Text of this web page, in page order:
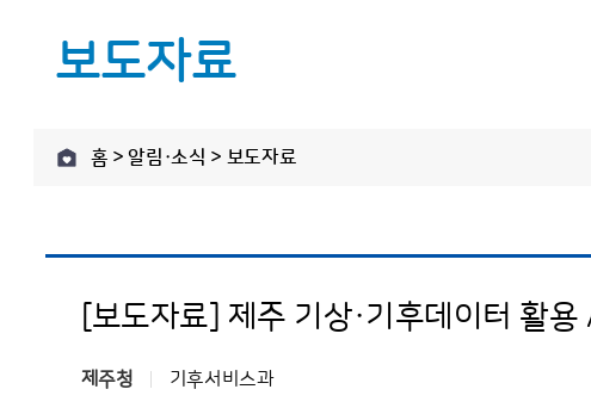
주요 업무
관측업무
정보 공개
정보공개제도 안내
정보공개 청구
업무추진비
공지사항
보도자료
보도자료
홈 > 알림·소식 > 보도자료
[보도자료] 제주 기상·기후데이터 활
제주청 기후서비스과